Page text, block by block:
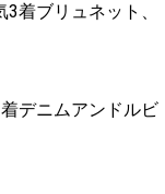
着ブリュネット、
デニムアンドルビ